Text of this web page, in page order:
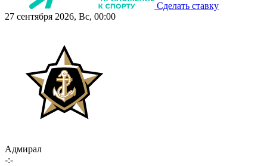
Сделать ставку
27 сентября 2026, Вс, 00:00
Адмирал
-:-